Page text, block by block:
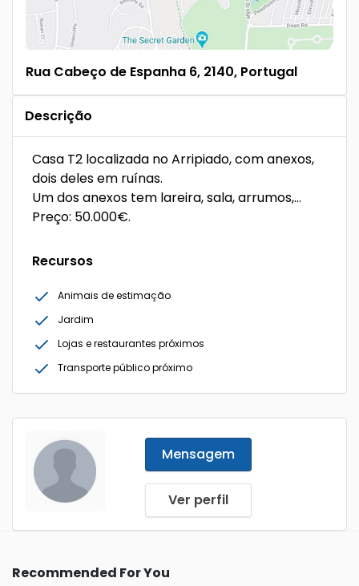
Rua Cabeço de Espanha 6, 2140, Portugal
Descrição
Casa T2 localizada no Arripiado, com anexos,
dois deles em ruínas.
Um dos anexos tem lareira, sala, arrumos,…
Preço: 50.000€.
Recursos
Animais de estimação
Jardim
Lojas e restaurantes próximos
Transporte público próximo
Mensagem
Ver perfil
Recommended For You